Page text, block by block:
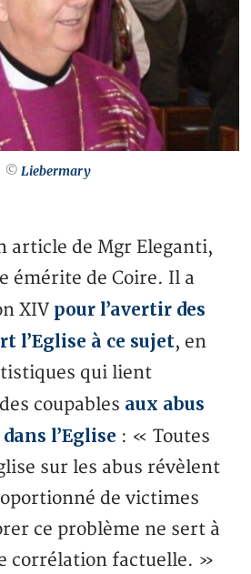
© Liebermary
article de Mgr Eleganti,
émérite de Coire. Il a
XIV pour l’avertir des
l’Eglise à ce sujet, en
qui lient
coupables aux abus
l’Eglise : « Toutes
sur les abus révèlent
de victimes
ce problème ne sert à
corrélation factuelle. »